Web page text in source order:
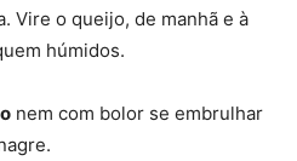
Vire o queijo, de manhã e à
húmidos.
nem com bolor se embrulhar